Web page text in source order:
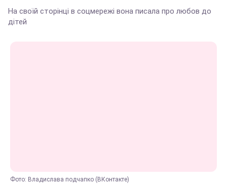
На своїй сторінці в соцмережі вона писала про любов до
дітей
Фото: Владислава подчапко (ВКонтакте)